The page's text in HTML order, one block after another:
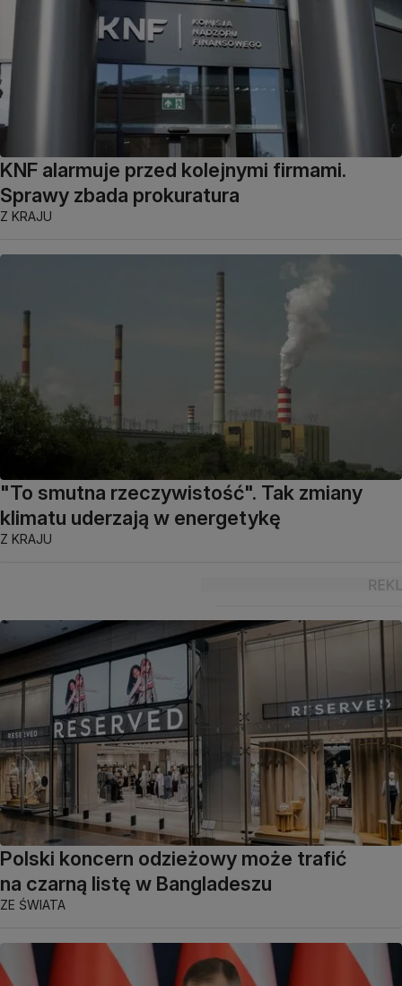
KNF alarmuje przed kolejnymi firmami.
Sprawy zbada prokuratura
Z KRAJU
"To smutna rzeczywistość". Tak zmiany
klimatu uderzają w energetykę
Z KRAJU
Polski koncern odzieżowy może trafić
na czarną listę w Bangladeszu
ZE ŚWIATA